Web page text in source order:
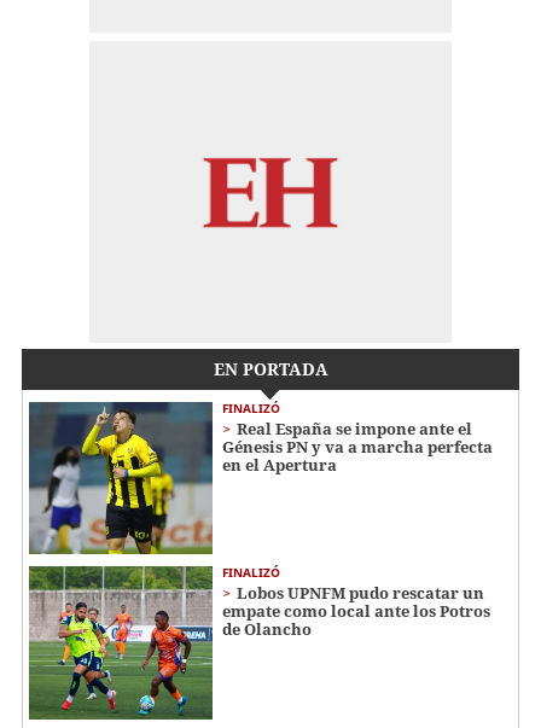
EN PORTADA
FINALIZÓ
Real España se impone ante el
Génesis PN y va a marcha perfecta
en el Apertura
FINALIZÓ
Lobos UPNFM pudo rescatar un
empate como local ante los Potros
de Olancho